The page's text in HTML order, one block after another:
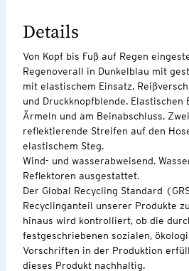
Details
Von Kopf bis Fuß auf Regen
Regenoverall in Dunkelblau mit
mit elastischem Einsatz,
und Druckknopfblende. Elastischen
Ärmeln und am Beinabschluss.
reflektierende Streifen auf den
elastischem Steg.
Wind- und wasserabweisend.
Reflektoren ausgestattet.
Der Global Recycling Standard
Recyclinganteil unserer Produkte
hinaus wird kontrolliert, ob die
festgeschriebenen sozialen,
Vorschriften in der Produktion
dieses Produkt nachhaltig.